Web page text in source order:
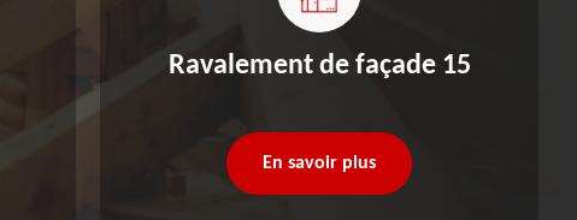
Ravalement de façade 15
En savoir plus